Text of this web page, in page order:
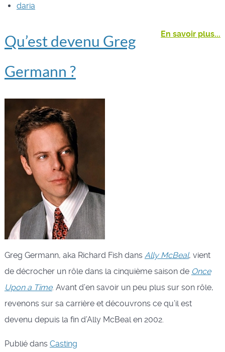
daria
En savoir plus...
Qu’est devenu Greg
Germann ?
Greg Germann, aka Richard Fish dans Ally McBeal, vient
de décrocher un rôle dans la cinquième saison de Once
Upon a Time. Avant d’en savoir un peu plus sur son rôle,
revenons sur sa carrière et découvrons ce qu’il est
devenu depuis la fin d’Ally McBeal en 2002.
Publié dans Casting